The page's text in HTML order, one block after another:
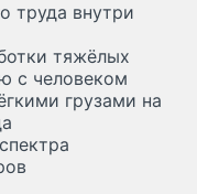
труда внутри
тяжёлых
с человеком
грузами на